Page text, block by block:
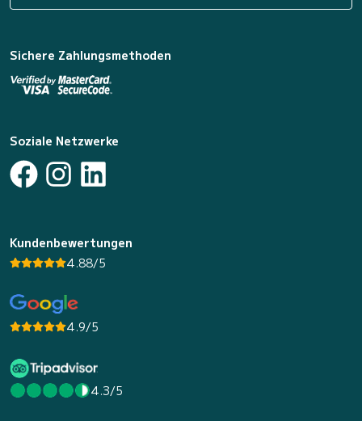
Sichere Zahlungsmethoden
Soziale Netzwerke
Kundenbewertungen
4.88/5
4.9/5
4.3/5